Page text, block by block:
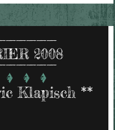
2008
Klapisch **